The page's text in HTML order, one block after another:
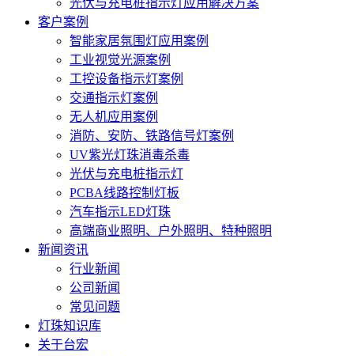
光伏与充电桩指示灯应用解决方案
客户案例
智能家居氛围灯应用案例
工业视觉光源案例
工控设备指示灯案例
交通指示灯案例
无人机应用案例
消防、安防、铁路信号灯案例
UV紫光灯珠消毒杀毒
光伏与充电桩指示灯
PCBA线路控制灯板
汽车指示LED灯珠
高端商业照明、户外照明、特种照明
新闻资讯
行业新闻
公司新闻
常见问题
灯珠知识库
关于台宏